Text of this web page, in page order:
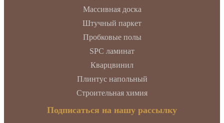
Массивная доска
Штучный паркет
Пробковые полы
SPC ламинат
Кварцвинил
Плинтус напольный
Строительная химия
Подписаться на нашу рассылку